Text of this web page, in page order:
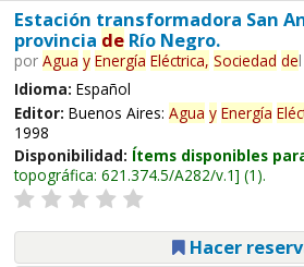
Estación transformadora San
provincia deRío Negro.
por Agua y Energía Eléctrica, Sociedad del
Idioma: Español
Editor: Buenos Aires: Agua y Energía
1998
Disponibilidad: Ítems disponibles
topográfica: 621.374.5/A282/v.1 (1).
Hacer